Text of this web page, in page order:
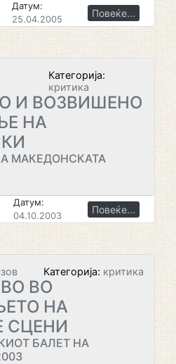
Датум:
25.04.2005
Повеќе...
Категорија:
критика
И ВОЗВИШЕНО
НА
МАКЕДОНСКАТА
Датум:
04.10.2003
Повеќе...
Категорија: критика
ВО
НА
СЦЕНИ
БАЛЕТ НА